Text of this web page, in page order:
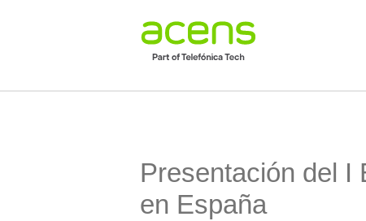
Presentación del I
en España